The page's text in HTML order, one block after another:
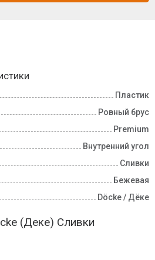
Пластик
Ровный брус
Premium
Внутренний угол
Сливки
Бежевая
Döcke / Дёке
(Деке) Сливки